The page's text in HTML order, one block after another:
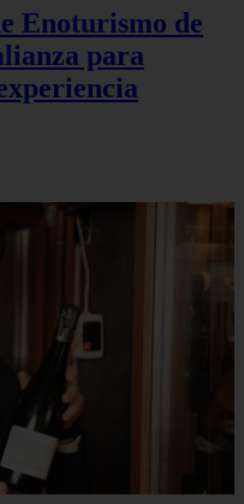
Enoturismo de
para